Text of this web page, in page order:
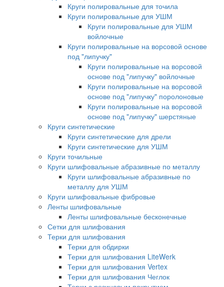
Круги полировальные для точила
Круги полировальные для УШМ
Круги полировальные для УШМ
войлочные
Круги полировальные на ворсовой основе
под "липучку"
Круги полировальные на ворсовой
основе под "липучку" войлочные
Круги полировальные на ворсовой
основе под "липучку" поролоновые
Круги полировальные на ворсовой
основе под "липучку" шерстяные
Круги синтетические
Круги синтетические для дрели
Круги синтетические для УШМ
Круги точильные
Круги шлифовальные абразивные по металлу
Круги шлифовальные абразивные по
металлу для УШМ
Круги шлифовальные фибровые
Ленты шлифовальные
Ленты шлифовальные бесконечные
Сетки для шлифования
Терки для шлифования
Терки для обдирки
Терки для шлифования LiteWerk
Терки для шлифования Vertex
Терки для шлифования Чеглок